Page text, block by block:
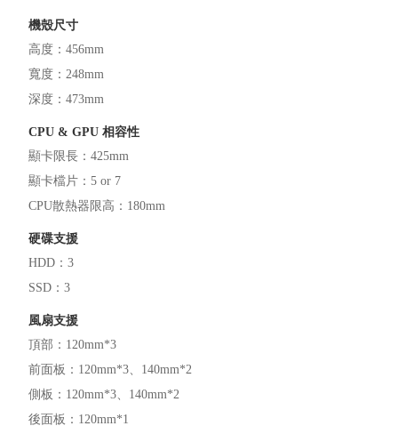
機殼尺寸
高度 ： 456mm
寬度 ： 248mm
深度 ： 473mm
CPU & GPU 相容性
顯卡限長 ： 425mm
顯卡檔片 ： 5 or 7
CPU散熱器限高 ： 180mm
硬碟支援
HDD ： 3
SSD ： 3
風扇支援
頂部 ： 120mm*3
前面板 ： 120mm*3
140mm*2
側板 ： 120mm*3
140mm*2
後面板 ： 120mm*1